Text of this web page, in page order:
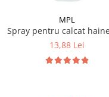
MPL
Spray pentru calcat
13,88 Lei